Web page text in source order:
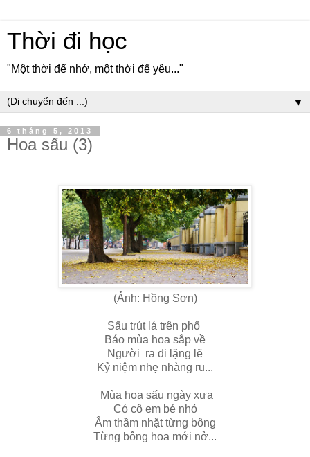
Thời đi học
"Một thời để nhớ, một thời để yêu..."
▼
6 tháng 5, 2013
Hoa sấu (3)
(Ảnh: Hồng Sơn)
Sấu trút lá trên phố
Báo mùa hoa sắp về
Người ra đi lặng lẽ
Kỷ niệm nhẹ nhàng ru...
Mùa hoa sấu ngày xưa
Có cô em bé nhỏ
Âm thầm nhặt từng bông
Từng bông hoa mới nở...